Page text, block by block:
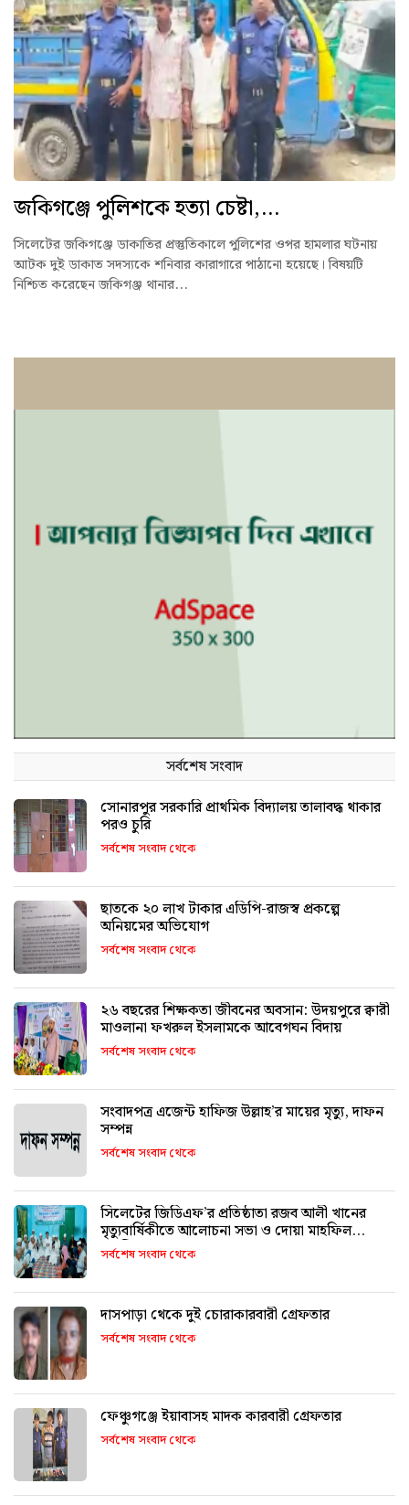
জকিগঞ্জে পুলিশকে হত্যা চেষ্টা,...
সিলেটের জকিগঞ্জে ডাকাতির প্রস্তুতিকালে পুলিশের ওপর হামলার ঘটনায়
আটক দুই ডাকাত সদস্যকে শনিবার কারাগারে পাঠানো হয়েছে। বিষয়টি
নিশ্চিত করেছেন জকিগঞ্জ থানার...
সর্বশেষ সংবাদ
সোনারপুর সরকারি প্রাথমিক বিদ্যালয় তালাবদ্ধ থাকার
পরও চুরি
সর্বশেষ সংবাদ থেকে
ছাতকে ২০ লাখ টাকার এডিপি-রাজস্ব প্রকল্পে
অনিয়মের অভিযোগ
সর্বশেষ সংবাদ থেকে
২৬ বছরের শিক্ষকতা জীবনের অবসান: উদয়পুরে ক্বারী
মাওলানা ফখরুল ইসলামকে আবেগঘন বিদায়
সর্বশেষ সংবাদ থেকে
সংবাদপত্র এজেন্ট হাফিজ উল্লাহ’র মায়ের মৃত্যু, দাফন
সম্পন্ন
সর্বশেষ সংবাদ থেকে
সিলেটের জিডিএফ’র প্রতিষ্ঠাতা রজব আলী খানের
মৃত্যুবার্ষিকীতে আলোচনা সভা ও দোয়া মাহফিল
অনুষ্ঠিত
সর্বশেষ সংবাদ থেকে
দাসপাড়া থেকে দুই চোরাকারবারী গ্রেফতার
সর্বশেষ সংবাদ থেকে
ফেঞ্চুগঞ্জে ইয়াবাসহ মাদক কারবারী গ্রেফতার
সর্বশেষ সংবাদ থেকে